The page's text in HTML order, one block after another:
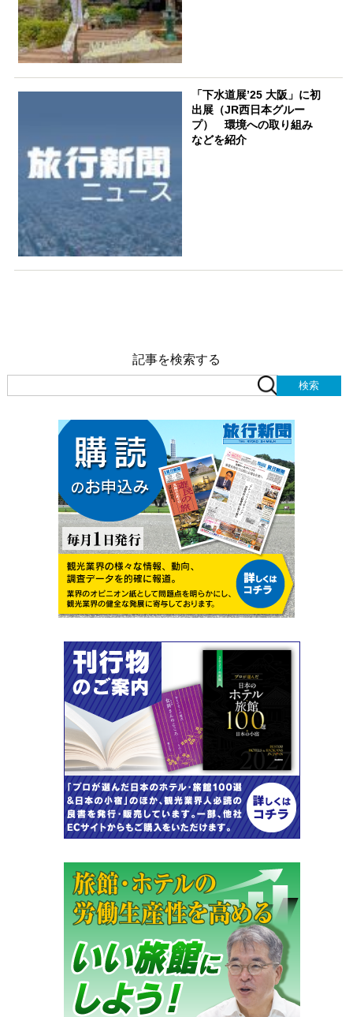
「下⽔道展ʼ25 ⼤阪」に初
出展（JR西日本グルー
プ） 環境への取り組み
などを紹介
記事を検索する